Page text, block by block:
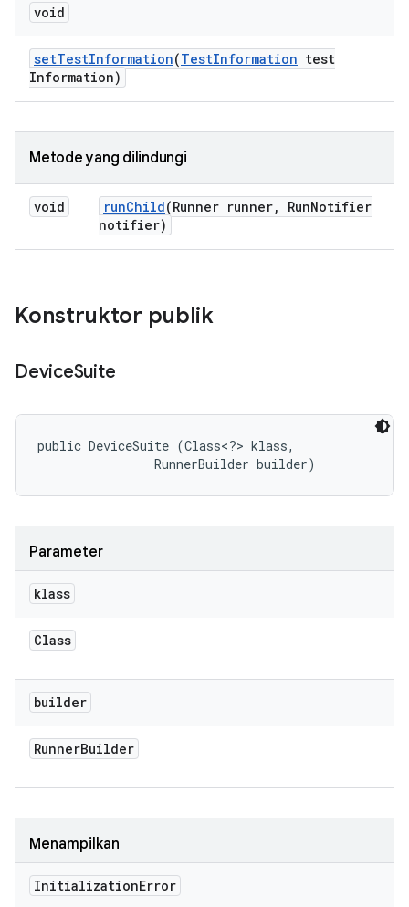
void
setTestInformation(TestInformation test
Information)
Metode yang dilindungi
void runChild(Runner runner, RunNotifier
notifier)
Konstruktor publik
DeviceSuite
public DeviceSuite (Class<?> klass,
                RunnerBuilder builder)
Parameter
klass
Class
builder
RunnerBuilder
Menampilkan
InitializationError